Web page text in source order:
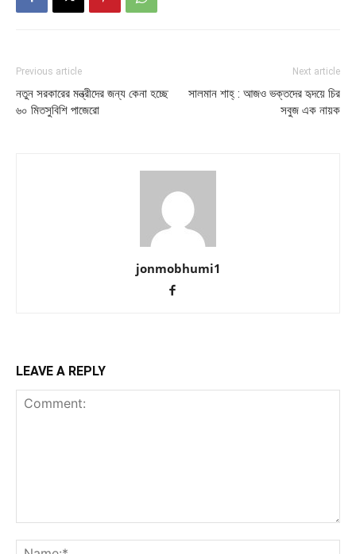
Previous article
নতুন সরকারের মন্ত্রীদের জন্য কেনা হচ্ছে
৬০ মিতসুবিশি পাজেরো
Next article
সালমান শাহ্‌ : আজও ভক্তদের হৃদয়ে চির
সবুজ ‌এক নায়ক
jonmobhumi1
LEAVE A REPLY